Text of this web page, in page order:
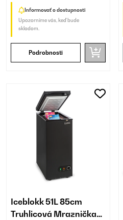
Informovať o dostupnosti
Upozorníme vás, keď bude
skladom.
Podrobnosti
Iceblokk 51L 85cm
Truhlicová Mraznička